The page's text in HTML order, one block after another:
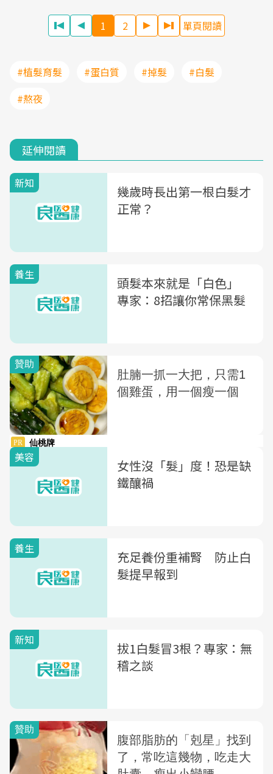
1 2 單頁閱讀
#植髮育髮 #蛋白質 #掉髮
#白髮
#熬夜
延伸閱讀
新知
幾歲時長出第一根白髮才
正常？
養生
頭髮本來就是「白色」
專家：8招讓你常保黑髮
美容
女性沒「髮」度！恐是缺
鐵釀禍
養生
充足養份重補腎 防止白
髮提早報到
新知
拔1白髮冒3根？專家：無
稽之談